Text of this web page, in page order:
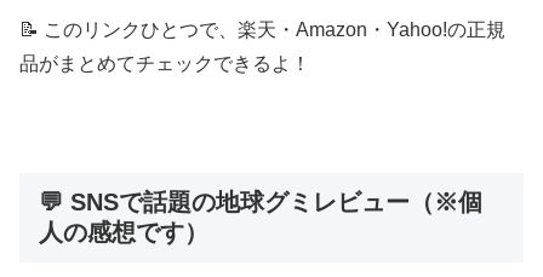
📝 このリンクひとつで、楽天・Amazon・Yahoo!の正規
品がまとめてチェックできるよ！
💬 SNSで話題の地球グミレビュー（※個
人の感想です）